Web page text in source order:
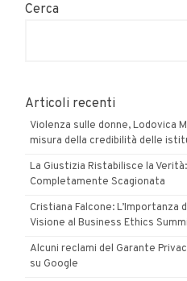
Cerca
Articoli recenti
Violenza sulle donne, Lodovica
misura della credibilità delle
La Giustizia Ristabilisce la
Completamente Scagionata
Cristiana Falcone: L’Importanza
Visione al Business Ethics
Alcuni reclami del Garante
su Google